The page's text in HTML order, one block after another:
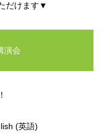
だけます▼
演会
(英語)